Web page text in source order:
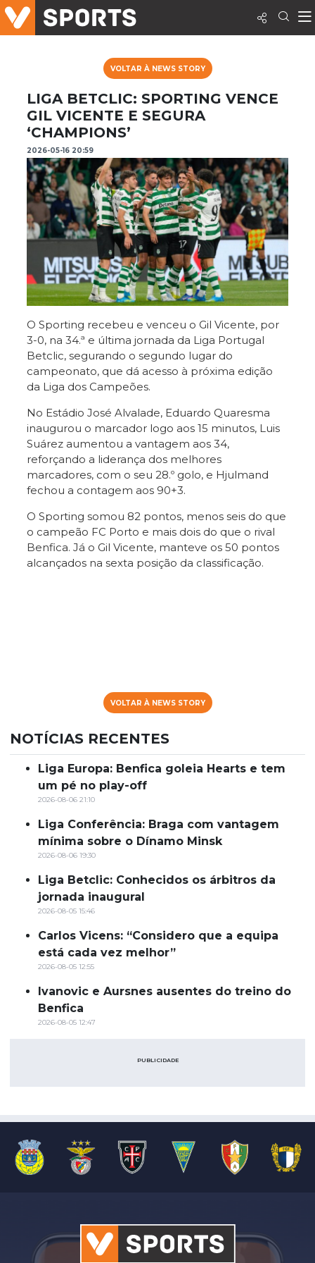
VOLTAR À NEWS STORY
LIGA BETCLIC: SPORTING VENCE
GIL VICENTE E SEGURA
‘CHAMPIONS’
2026-05-16 20:59
O Sporting recebeu e venceu o Gil Vicente, por
3-0, na 34.ª e última jornada da Liga Portugal
Betclic, segurando o segundo lugar do
campeonato, que dá acesso à próxima edição
da Liga dos Campeões.
No Estádio José Alvalade, Eduardo Quaresma
inaugurou o marcador logo aos 15 minutos, Luis
Suárez aumentou a vantagem aos 34,
reforçando a liderança dos melhores
marcadores, com o seu 28.º golo, e Hjulmand
fechou a contagem aos 90+3.
O Sporting somou 82 pontos, menos seis do que
o campeão FC Porto e mais dois do que o rival
Benfica. Já o Gil Vicente, manteve os 50 pontos
alcançados na sexta posição da classificação.
VOLTAR À NEWS STORY
NOTÍCIAS RECENTES
Liga Europa: Benfica goleia Hearts e tem
um pé no play-off
2026-08-06 21:10
Liga Conferência: Braga com vantagem
mínima sobre o Dínamo Minsk
2026-08-06 19:30
Liga Betclic: Conhecidos os árbitros da
jornada inaugural
2026-08-05 15:46
Carlos Vicens: “Considero que a equipa
está cada vez melhor”
2026-08-05 12:55
Ivanovic e Aursnes ausentes do treino do
Benfica
2026-08-05 12:47
PUBLICIDADE